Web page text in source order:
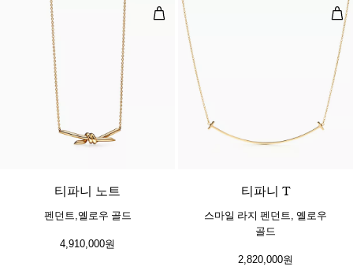
펜던트,옐로우 골드
2 소재
티파니 노트
펜던트,옐로우 골드
4,910,000원
스
티파니 T
스마일 라지 펜던트, 옐로우
골드
2,820,000원